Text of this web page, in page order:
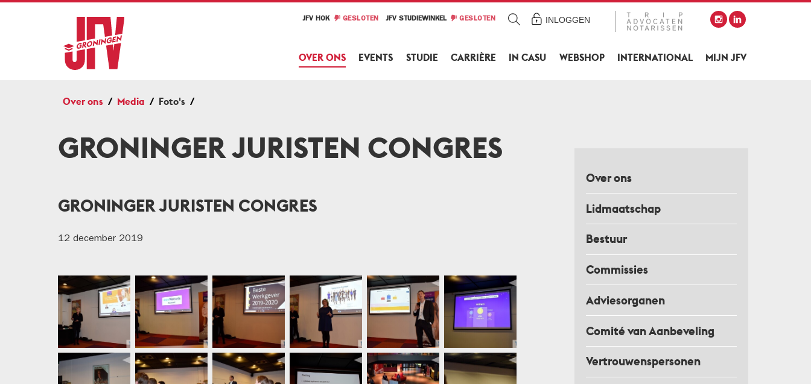
OVER ONS EVENTS STUDIE CARRIÈRE IN CASU WEBSHOP INTERNATIONAL MIJN JFV
JFV HOK GESLOTEN JFV STUDIEWINKEL GESLOTEN INLOGGEN
Over ons Media Foto's
Over ons
Lidmaatschap
Bestuur
Commissies
Adviesorganen
Comité van Aanbeveling
Vertrouwenspersonen
GRONINGER JURISTEN CONGRES
GRONINGER JURISTEN CONGRES
12 december 2019